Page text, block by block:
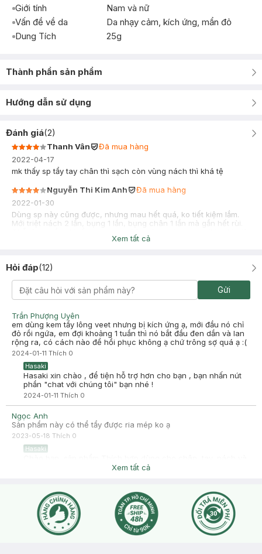
Giới tính
Nam và nữ
Vấn đề về da
Da nhạy cảm, kích ứng, mẩn đỏ
Dung Tích
25g
Thành phần sản phẩm
Hướng dẫn sử dụng
Đánh giá(2)
Thanh Vân
Đã mua hàng
2022-04-17
mk thấy sp tẩy tay chân thì sạch còn vùng nách thì khá tệ
Nguyễn Thi Kim Anh
Đã mua hàng
2022-01-30
Dùng sp này cũng được, nhưng mau hết quá, ko tiết kiệm lắm.
Mới triệt nách 2 lần, bụng 1 lần, bụng chân 1 lần mà gần hết rùi.
Xem tất cả
Hỏi đáp(12)
Gửi
Trần Phượng Uyên
em dùng kem tẩy lông veet nhưng bị kích ứng ạ, mới đầu nó chỉ
đỏ rồi ngứa, em đợi khoảng 1 tuần thì nó bắt đầu đen dần và lan
rộng ra, có cách nào để hồi phục không ạ chứ trông sợ quá ạ :(
2024-01-11 Thích 0
Hasaki
Hasaki xin chào , để tiện hỗ trợ hơn cho bạn , bạn nhấn nút
phần "chat với chúng tôi" bạn nhé !
2024-01-11 Thích 0
Ngọc Anh
Sản phẩm này có thể tẩy được ria mép ko ạ
2023-05-18 Thích 0
Hasaki
vùng bikini. Không thích hợp dùng cho vùng đầu, mặt, mắt,
Xem tất cả